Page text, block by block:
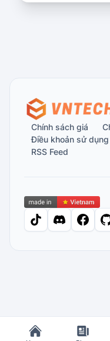
Chính sách giá
Điều khoản sử dụng
RSS Feed
tiktokdiscord